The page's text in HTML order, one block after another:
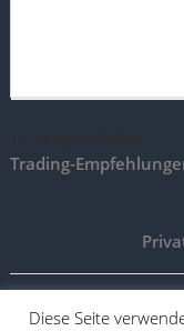
Trading-
Diese Seite